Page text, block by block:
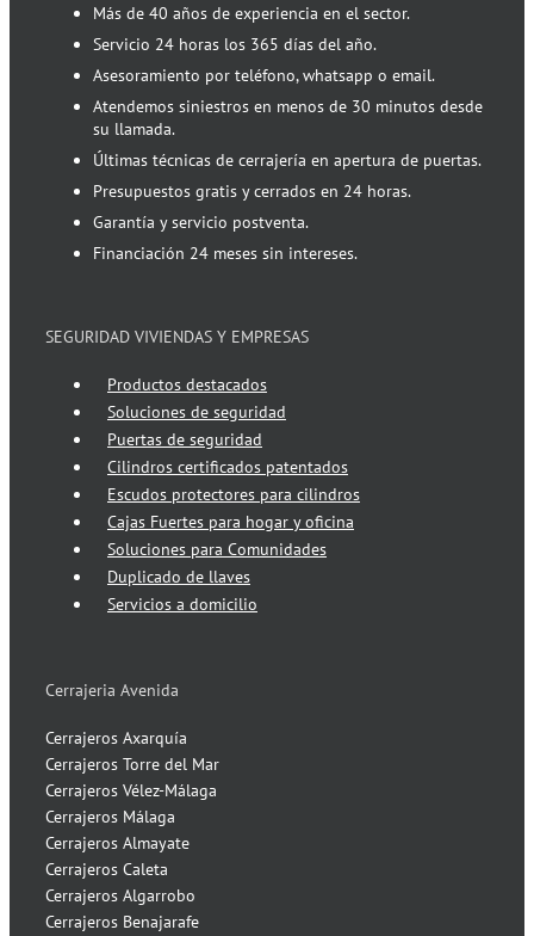
Más de 40 años de experiencia en el sector.
Servicio 24 horas los 365 días del año.
Asesoramiento por teléfono, whatsapp o email.
Atendemos siniestros en menos de 30 minutos desde
su llamada.
Últimas técnicas de cerrajería en apertura de puertas.
Presupuestos gratis y cerrados en 24 horas.
Garantía y servicio postventa.
Financiación 24 meses sin intereses.
SEGURIDAD VIVIENDAS Y EMPRESAS
Productos destacados
Soluciones de seguridad
Puertas de seguridad
Cilindros certificados patentados
Escudos protectores para cilindros
Cajas Fuertes para hogar y oficina
Soluciones para Comunidades
Duplicado de llaves
Servicios a domicilio
Cerrajeria Avenida
Cerrajeros Axarquía
Cerrajeros Torre del Mar
Cerrajeros Vélez-Málaga
Cerrajeros Málaga
Cerrajeros Almayate
Cerrajeros Caleta
Cerrajeros Algarrobo
Cerrajeros Benajarafe